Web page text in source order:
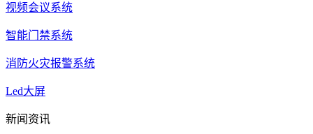
视频会议系统
智能门禁系统
消防火灾报警系统
Led大屏
新闻资讯